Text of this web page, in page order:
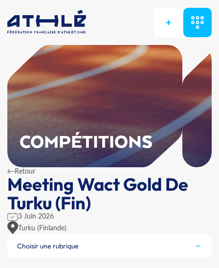
+
COMPÉTITIONS
Retour
Meeting Wact Gold De
Turku (Fin)
3 Juin 2026
Turku (Finlande)
Choisir une rubrique